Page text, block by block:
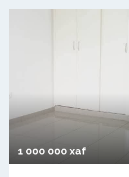
1 000 000 xaf